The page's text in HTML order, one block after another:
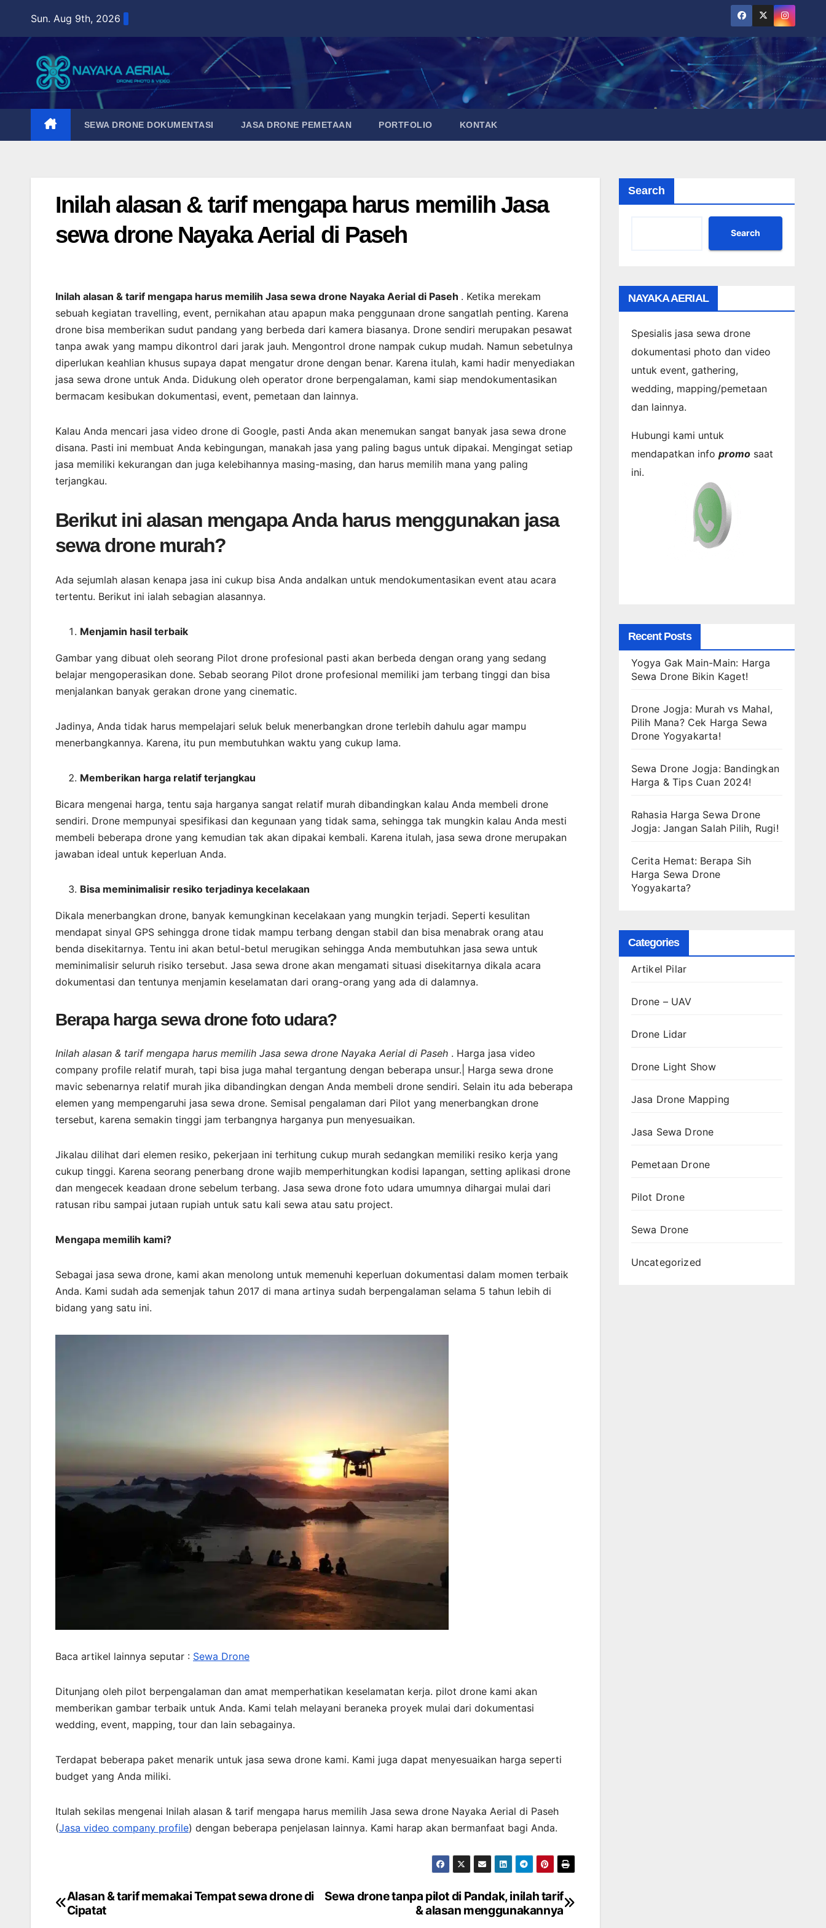
content
Sun. Aug 9th, 2026
SEWA DRONE DOKUMENTASI JASA DRONE PEMETAAN PORTFOLIO KONTAK
Inilah alasan & tarif mengapa harus memilih Jasa
sewa drone Nayaka Aerial di Paseh
Inilah alasan & tarif mengapa harus memilih Jasa sewa drone Nayaka Aerial di Paseh . Ketika merekam
sebuah kegiatan travelling, event, pernikahan atau apapun maka penggunaan drone sangatlah penting. Karena
drone bisa memberikan sudut pandang yang berbeda dari kamera biasanya. Drone sendiri merupakan pesawat
tanpa awak yang mampu dikontrol dari jarak jauh. Mengontrol drone nampak cukup mudah. Namun sebetulnya
diperlukan keahlian khusus supaya dapat mengatur drone dengan benar. Karena itulah, kami hadir menyediakan
jasa sewa drone untuk Anda. Didukung oleh operator drone berpengalaman, kami siap mendokumentasikan
bermacam kesibukan dokumentasi, event, pemetaan dan lainnya.
Kalau Anda mencari jasa video drone di Google, pasti Anda akan menemukan sangat banyak jasa sewa drone
disana. Pasti ini membuat Anda kebingungan, manakah jasa yang paling bagus untuk dipakai. Mengingat setiap
jasa memiliki kekurangan dan juga kelebihannya masing-masing, dan harus memilih mana yang paling
terjangkau.
Berikut ini alasan mengapa Anda harus menggunakan jasa
sewa drone murah?
Ada sejumlah alasan kenapa jasa ini cukup bisa Anda andalkan untuk mendokumentasikan event atau acara
tertentu. Berikut ini ialah sebagian alasannya.
Menjamin hasil terbaik
Gambar yang dibuat oleh seorang Pilot drone profesional pasti akan berbeda dengan orang yang sedang
belajar mengoperasikan done. Sebab seorang Pilot drone profesional memiliki jam terbang tinggi dan bisa
menjalankan banyak gerakan drone yang cinematic.
Jadinya, Anda tidak harus mempelajari seluk beluk menerbangkan drone terlebih dahulu agar mampu
menerbangkannya. Karena, itu pun membutuhkan waktu yang cukup lama.
Memberikan harga relatif terjangkau
Bicara mengenai harga, tentu saja harganya sangat relatif murah dibandingkan kalau Anda membeli drone
sendiri. Drone mempunyai spesifikasi dan kegunaan yang tidak sama, sehingga tak mungkin kalau Anda mesti
membeli beberapa drone yang kemudian tak akan dipakai kembali. Karena itulah, jasa sewa drone merupakan
jawaban ideal untuk keperluan Anda.
Bisa meminimalisir resiko terjadinya kecelakaan
Dikala menerbangkan drone, banyak kemungkinan kecelakaan yang mungkin terjadi. Seperti kesulitan
mendapat sinyal GPS sehingga drone tidak mampu terbang dengan stabil dan bisa menabrak orang atau
benda disekitarnya. Tentu ini akan betul-betul merugikan sehingga Anda membutuhkan jasa sewa untuk
meminimalisir seluruh risiko tersebut. Jasa sewa drone akan mengamati situasi disekitarnya dikala acara
dokumentasi dan tentunya menjamin keselamatan dari orang-orang yang ada di dalamnya.
Berapa harga sewa drone foto udara?
Inilah alasan & tarif mengapa harus memilih Jasa sewa drone Nayaka Aerial di Paseh . Harga jasa video
company profile relatif murah, tapi bisa juga mahal tergantung dengan beberapa unsur.| Harga sewa drone
mavic sebenarnya relatif murah jika dibandingkan dengan Anda membeli drone sendiri. Selain itu ada beberapa
elemen yang mempengaruhi jasa sewa drone. Semisal pengalaman dari Pilot yang menerbangkan drone
tersebut, karena semakin tinggi jam terbangnya harganya pun menyesuaikan.
Jikalau dilihat dari elemen resiko, pekerjaan ini terhitung cukup murah sedangkan memiliki resiko kerja yang
cukup tinggi. Karena seorang penerbang drone wajib memperhitungkan kodisi lapangan, setting aplikasi drone
dan mengecek keadaan drone sebelum terbang. Jasa sewa drone foto udara umumnya dihargai mulai dari
ratusan ribu sampai jutaan rupiah untuk satu kali sewa atau satu project.
Mengapa memilih kami?
Sebagai jasa sewa drone, kami akan menolong untuk memenuhi keperluan dokumentasi dalam momen terbaik
Anda. Kami sudah ada semenjak tahun 2017 di mana artinya sudah berpengalaman selama 5 tahun lebih di
bidang yang satu ini.
Baca artikel lainnya seputar : Sewa Drone
Ditunjang oleh pilot berpengalaman dan amat memperhatikan keselamatan kerja. pilot drone kami akan
memberikan gambar terbaik untuk Anda. Kami telah melayani beraneka proyek mulai dari dokumentasi
wedding, event, mapping, tour dan lain sebagainya.
Terdapat beberapa paket menarik untuk jasa sewa drone kami. Kami juga dapat menyesuaikan harga seperti
budget yang Anda miliki.
Itulah sekilas mengenai Inilah alasan & tarif mengapa harus memilih Jasa sewa drone Nayaka Aerial di Paseh
(Jasa video company profile) dengan beberapa penjelasan lainnya. Kami harap akan bermanfaat bagi Anda.
Post
Sewa drone tanpa pilot di Pandak, inilah tarif
& alasan menggunakannya
Alasan & tarif memakai Tempat sewa drone di
Cipatat
Search
Search
NAYAKA AERIAL
Spesialis jasa sewa drone
dokumentasi photo dan video
untuk event, gathering,
wedding, mapping/pemetaan
dan lainnya.
Hubungi kami untuk
mendapatkan info promosaat
ini.
Recent Posts
Yogya Gak Main-Main: Harga
Sewa Drone Bikin Kaget!
Drone Jogja: Murah vs Mahal,
Pilih Mana? Cek Harga Sewa
Drone Yogyakarta!
Sewa Drone Jogja: Bandingkan
Harga & Tips Cuan 2024!
Rahasia Harga Sewa Drone
Jogja: Jangan Salah Pilih, Rugi!
Cerita Hemat: Berapa Sih
Harga Sewa Drone
Yogyakarta?
Categories
Artikel Pilar
Drone – UAV
Drone Lidar
Drone Light Show
Jasa Drone Mapping
Jasa Sewa Drone
Pemetaan Drone
Pilot Drone
Sewa Drone
Uncategorized